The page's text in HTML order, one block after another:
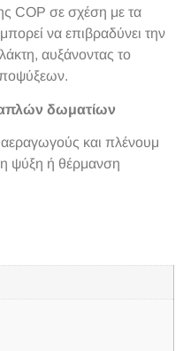
COP σε σχέση με τα
να επιβραδύνει την
αυξάνοντας το
δωματίων
και πλένουμ
ψύξη ή θέρμανση